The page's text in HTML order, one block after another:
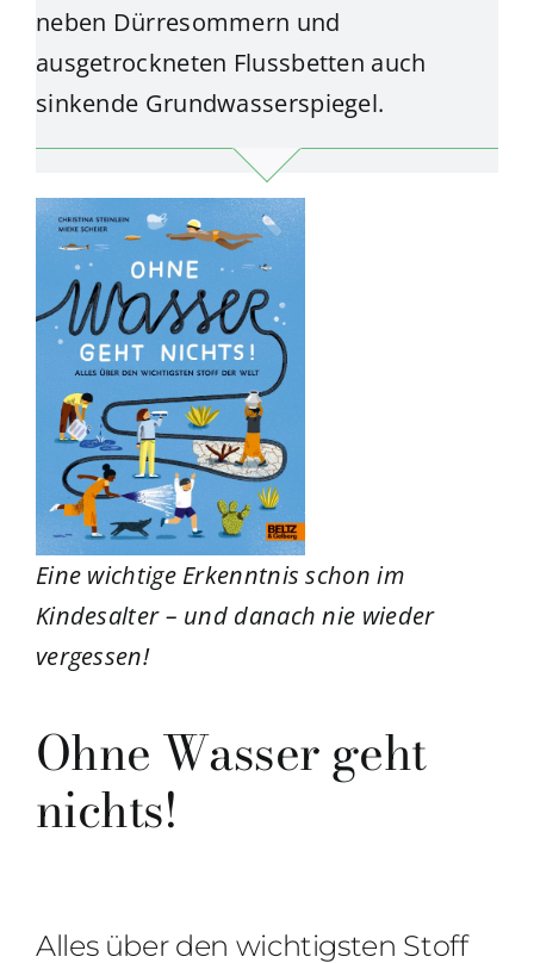
neben Dürresommern und
ausgetrockneten Flussbetten auch
sinkende Grundwasserspiegel.
Eine wichtige Erkenntnis schon im
Kindesalter – und danach nie wieder
vergessen!
Ohne Wasser geht
nichts!
Alles über den wichtigsten Stoff